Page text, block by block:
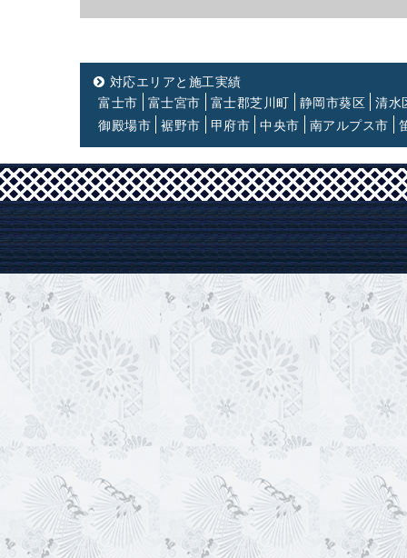
対応エリアと施工実績
富士市
富士宮市 富士郡芝川町 静岡市葵区
清水
御殿場市
裾野市 甲府市 中央市 南アルプス市